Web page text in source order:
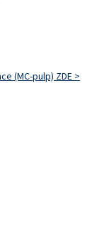
(MC-pulp) ZDE >